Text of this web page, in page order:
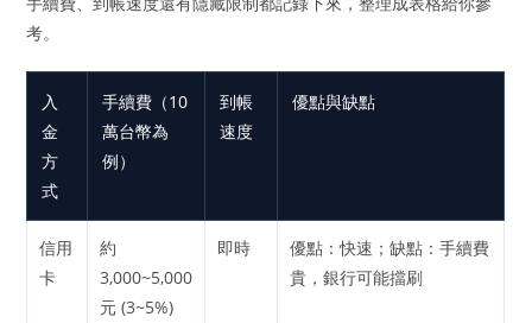
考。
入
金
方
式
手續費（10
萬台幣為
例）
到帳
速度
優點與缺點
信用
卡
約
3,000~5,000
元 (3~5%)
即時
優點：快速；缺點：手續費
貴，銀行可能擋刷